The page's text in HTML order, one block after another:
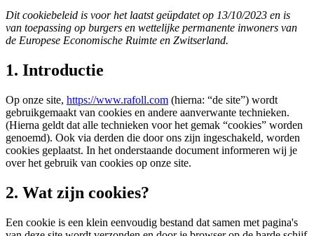
Dit cookiebeleid is voor het laatst geüpdatet op 13/10/2023 en is
van toepassing op burgers en wettelijke permanente inwoners van
de Europese Economische Ruimte en Zwitserland.
1. Introductie
Op onze site, https://www.rafoll.com (hierna: “de site”) wordt
gebruikgemaakt van cookies en andere aanverwante technieken.
(Hierna geldt dat alle technieken voor het gemak “cookies” worden
genoemd). Ook via derden die door ons zijn ingeschakeld, worden
cookies geplaatst. In het onderstaande document informeren wij je
over het gebruik van cookies op onze site.
2. Wat zijn cookies?
Een cookie is een klein eenvoudig bestand dat samen met pagina's